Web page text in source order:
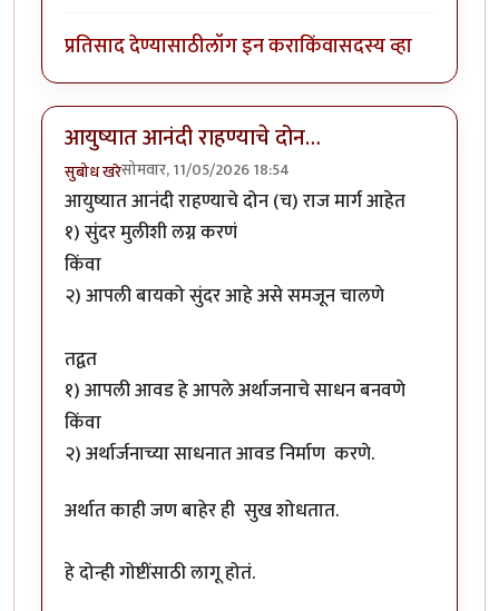
प्रतिसाद देण्यासाठीलॉग इन कराकिंवासदस्य व्हा
आयुष्यात आनंदी राहण्याचे दोन…
सुबोध खरेसोमवार, 11/05/2026 18:54
आयुष्यात आनंदी राहण्याचे दोन (च) राज मार्ग आहेत
१) सुंदर मुलीशी लग्न करणं
किंवा
२) आपली बायको सुंदर आहे असे समजून चालणे
तद्वत
१) आपली आवड हे आपले अर्थाजनाचे साधन बनवणे
किंवा
२) अर्थार्जनाच्या साधनात आवड निर्माण करणे.
अर्थात काही जण बाहेर ही सुख शोधतात.
हे दोन्ही गोष्टींसाठी लागू होतं.